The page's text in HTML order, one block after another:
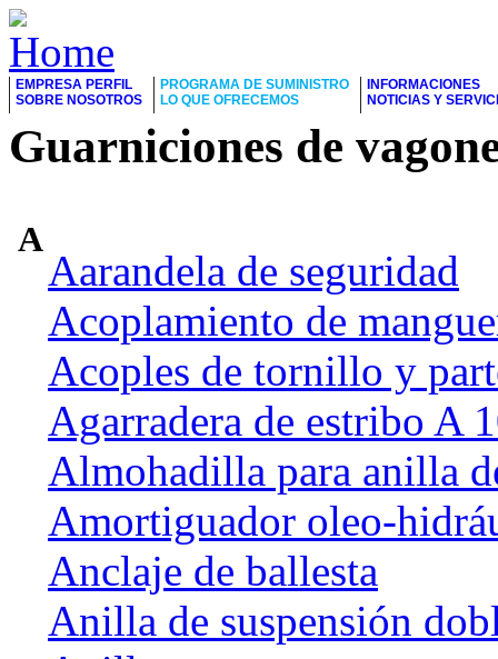
EMPRESA PERFIL
SOBRE NOSOTROS
PROGRAMA DE SUMINISTRO
LO QUE OFRECEMOS
INFORMACIONES
NOTICIAS Y
Guarniciones de
A
Aarandela de seguridad
Acoplamiento de
Acoples de tornillo y
Agarradera de estribo A
Almohadilla para anilla
Amortiguador oleo-
Anclaje de ballesta
Anilla de suspensión